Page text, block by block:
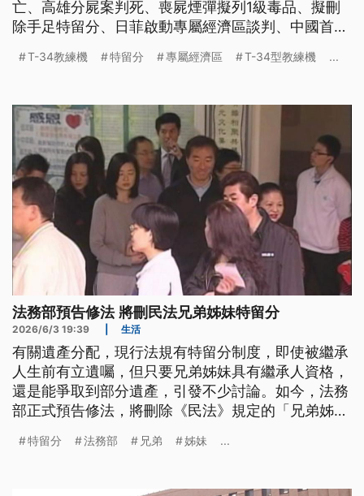
亡、高雄分屍案判死、喪屍煙彈擬列1級毒品、擬刪
除手足特留分、日菲啟動專屬經濟區談判、中國首禁
T-34教練機 特留分 專屬經濟區 T-34型教練機 ...
法務部預告修法 將刪民法兄弟姊妹特留分
2026/6/3 19:39 生活
有關遺產分配，現行法規有特留分制度，即使被繼承
人生前有立遺囑，但只要兄弟姊妹具有繼承人資格，
還是能爭取到部分遺產，引發不少討論。如今，法務
部正式預告修法，將刪除《民法》規定的「兄弟姊妹
套措施。
特留分 法務部 兄弟 姊妹 ...